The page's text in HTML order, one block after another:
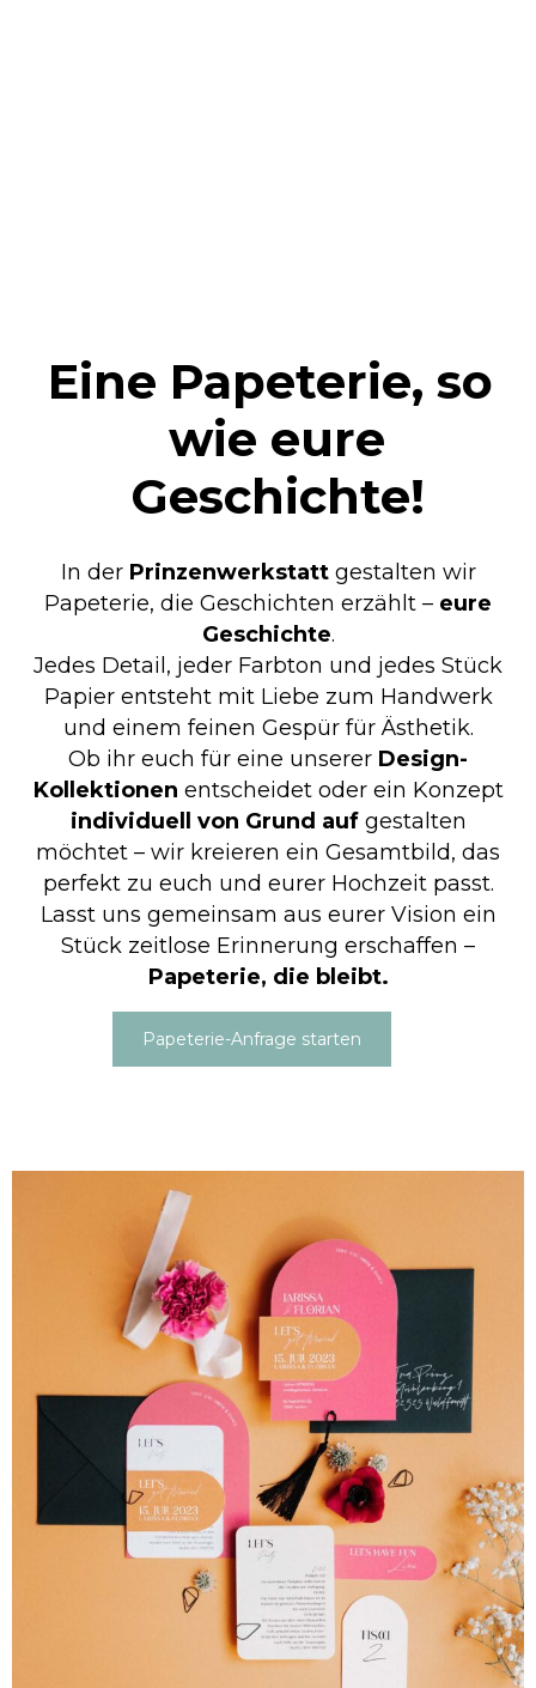
Eine Papeterie, so
wie eure
Geschichte!
In der Prinzenwerkstattgestalten wir
Papeterie, die Geschichten erzählt – eure
Geschichte.
Jedes Detail, jeder Farbton und jedes Stück
Papier entsteht mit Liebe zum Handwerk
und einem feinen Gespür für Ästhetik.
Ob ihr euch für eine unserer Design-
Kollektionen entscheidet oder ein Konzept
individuell von Grund aufgestalten
möchtet – wir kreieren ein Gesamtbild, das
perfekt zu euch und eurer Hochzeit passt.
Lasst uns gemeinsam aus eurer Vision ein
Stück zeitlose Erinnerung erschaffen –
Papeterie, die bleibt.
Papeterie-Anfrage starten